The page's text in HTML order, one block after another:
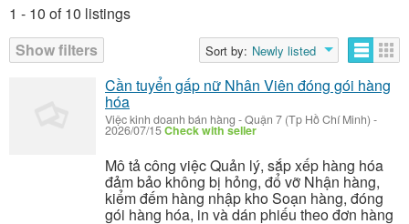
1 - 10 of 10 listings
Show filters
Sort by: Newly listed
Listings
Cần tuyển gấp nữ Nhân Viên đóng gói hàng
hóa
Việc kinh doanh bán hàng -Quận 7 (Tp Hồ Chí Minh) -
2026/07/15Check with seller
Mô tả công việc Quản lý, sắp xếp hàng hóa
đảm bảo không bị hỏng, đổ vỡ Nhận hàng,
kiểm đếm hàng nhập kho Soạn hàng, đóng
gói hàng hóa, in và dán phiếu theo đơn hàng